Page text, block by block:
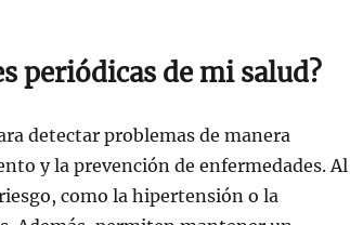
periódicas de mi salud?
detectar problemas de manera
y la prevención de enfermedades. Al
como la hipertensión o la